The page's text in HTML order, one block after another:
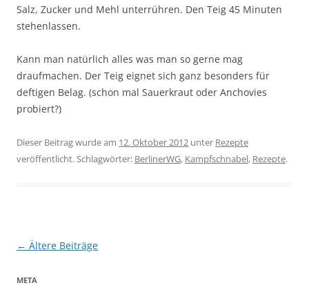
Salz, Zucker und Mehl unterrühren. Den Teig 45 Minuten
stehenlassen.
Kann man natürlich alles was man so gerne mag
draufmachen. Der Teig eignet sich ganz besonders für
deftigen Belag. (schon mal Sauerkraut oder Anchovies
probiert?)
Dieser Beitrag wurde am 12. Oktober 2012 unter Rezepte
veröffentlicht. Schlagwörter: BerlinerWG, Kampfschnabel, Rezepte.
Beitragsnavigation
← Ältere Beiträge
META